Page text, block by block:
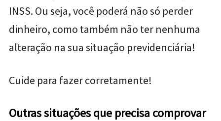
INSS. Ou seja, você poderá não só perder
dinheiro, como também não ter nenhuma
alteração na sua situação previdenciária!
Cuide para fazer corretamente!
Outras situações que precisa comprovar